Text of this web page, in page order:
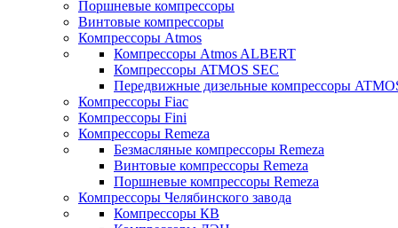
Поршневые компрессоры
Винтовые компрессоры
Компрессоры Atmos
Компрессоры Atmos ALBERT
Компрессоры ATMOS SEC
Передвижные дизельные компрессоры
Компрессоры Fiac
Компрессоры Fini
Компрессоры Remeza
Безмасляные компрессоры Remeza
Винтовые компрессоры Remeza
Поршневые компрессоры Remeza
Компрессоры Челябинского завода
Компрессоры КВ